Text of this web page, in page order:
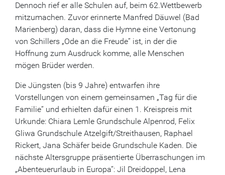
Dennoch rief er alle Schulen auf, beim 62.Wettbewerb
mitzumachen. Zuvor erinnerte Manfred Däuwel (Bad
Marienberg) daran, dass die Hymne eine Vertonung
von Schillers „Ode an die Freude“ ist, in der die
Hoffnung zum Ausdruck komme, alle Menschen
mögen Brüder werden.
Die Jüngsten (bis 9 Jahre) entwarfen ihre
Vorstellungen von einem gemeinsamen „Tag für die
Familie“ und erhielten dafür einen 1. Kreispreis mit
Urkunde: Chiara Lemle Grundschule Alpenrod, Felix
Gliwa Grundschule Atzelgift/Streithausen, Raphael
Rickert, Jana Schäfer beide Grundschule Kaden. Die
nächste Altersgruppe präsentierte Überraschungen im
„Abenteuerurlaub in Europa“: Jil Dreidoppel, Lena